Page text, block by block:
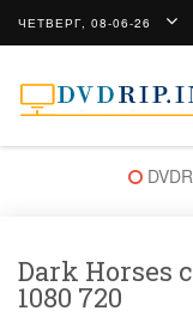
ЧЕТВЕРГ, 08-06-26
Dark Horses
1080 720